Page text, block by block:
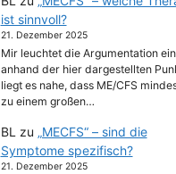
ist sinnvoll?
21. Dezember 2025
Mir leuchtet die Argumentation
anhand der hier dargestellten
liegt es nahe, dass ME/CFS
zu einem großen…
BL zu „MECFS“ – sind die
Symptome spezifisch?
21. Dezember 2025